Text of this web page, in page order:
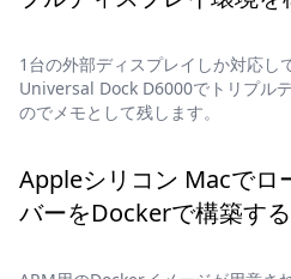
1台の外部ディスプレイしか対応し
Universal Dock D6000でトリプル
のでメモとして残します。
Appleシリコン Macでロ
バーをDockerで構築する